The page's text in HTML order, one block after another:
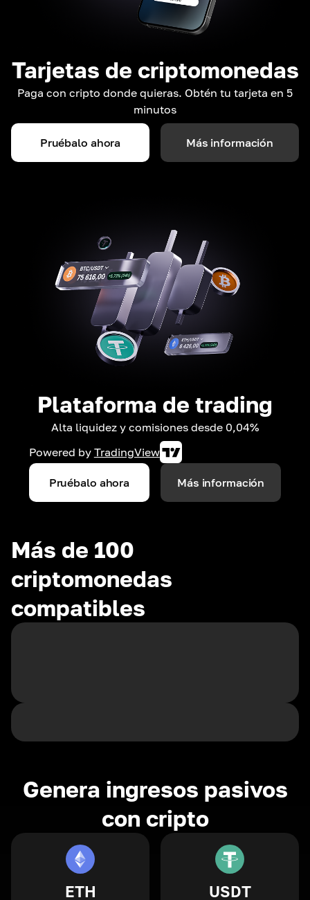
Tarjetas de criptomonedas
Paga con cripto donde quieras. Obtén tu tarjeta en 5
minutos
Pruébalo ahora Más información
Plataforma de trading
Alta liquidez y comisiones desde 0,04%
Powered by TradingView
Pruébalo ahora Más información
Más de 100
criptomonedas
compatibles
Genera ingresos pasivos
con cripto
ETH USDT